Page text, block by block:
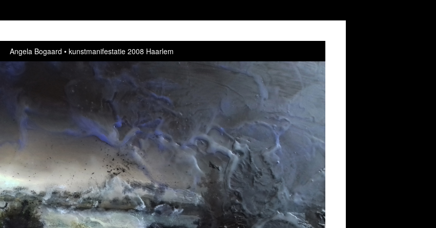
Angela Bogaard kunstmanifestatie 2008 Haarlem